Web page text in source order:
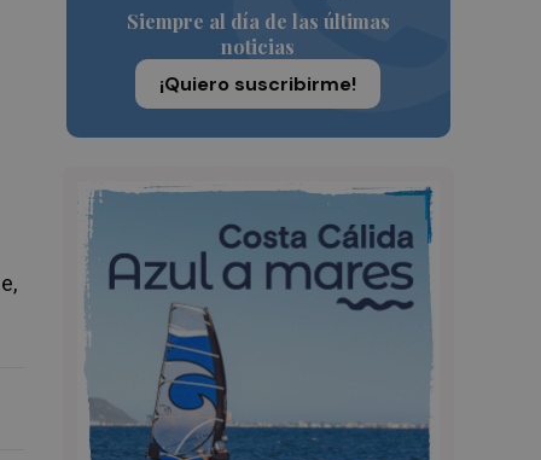
Siempre al día de las últimas
noticias
¡Quiero suscribirme!